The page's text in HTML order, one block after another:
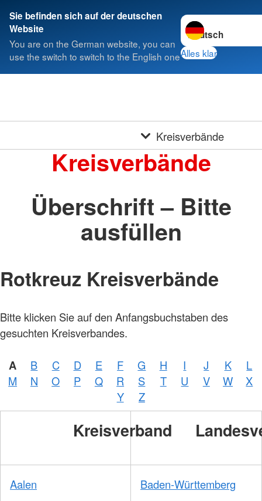
Sie befinden sich auf der deutschen
Website
You are on the German website, you can
use the switch to switch to the English one
Sprache wechseln
Alles klar
Kreisverbände
Kreisverbände
Überschrift – Bitte
ausfüllen
Rotkreuz Kreisverbände
Bitte klicken Sie auf den Anfangsbuchstaben des
gesuchten Kreisverbandes.
A B C D E F G H I J K
L
M
N O P Q R S T U V W
X
Y
Z
Kreisverband
Aalen Baden-Württemberg